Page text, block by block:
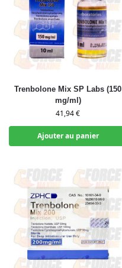
Trenbolone Mix SP Labs (150
mg/ml)
41,94€
Ajouter au panier